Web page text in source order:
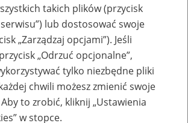
do siebie: Aktywni 50+
takich plików (przycisk
lub dostosować swoje
„Zarządzaj opcjami”). Jeśli
„Odrzuć opcjonalne”,
tylko niezbędne pliki
chwili możesz zmienić swoje
to zrobić, kliknij „Ustawienia
w stopce.